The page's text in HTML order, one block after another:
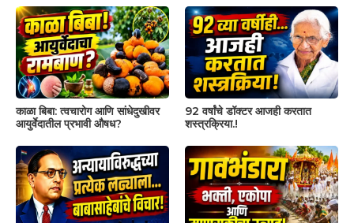
काळा बिबा: त्वचारोग आणि सांधेदुखीवर
आयुर्वेदातील प्रभावी औषध?
92 वर्षांचे डॉक्टर आजही करतात
शस्त्रक्रिया.!